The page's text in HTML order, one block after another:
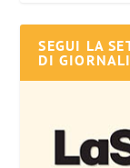
SEGUI LA
DI